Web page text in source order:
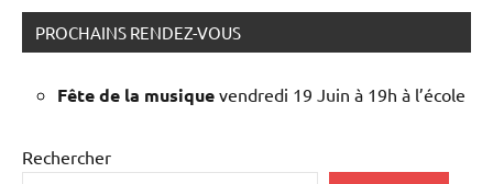
PROCHAINS RENDEZ-VOUS
Fête de la musique vendredi 19 Juin à 19h à l’école
Rechercher